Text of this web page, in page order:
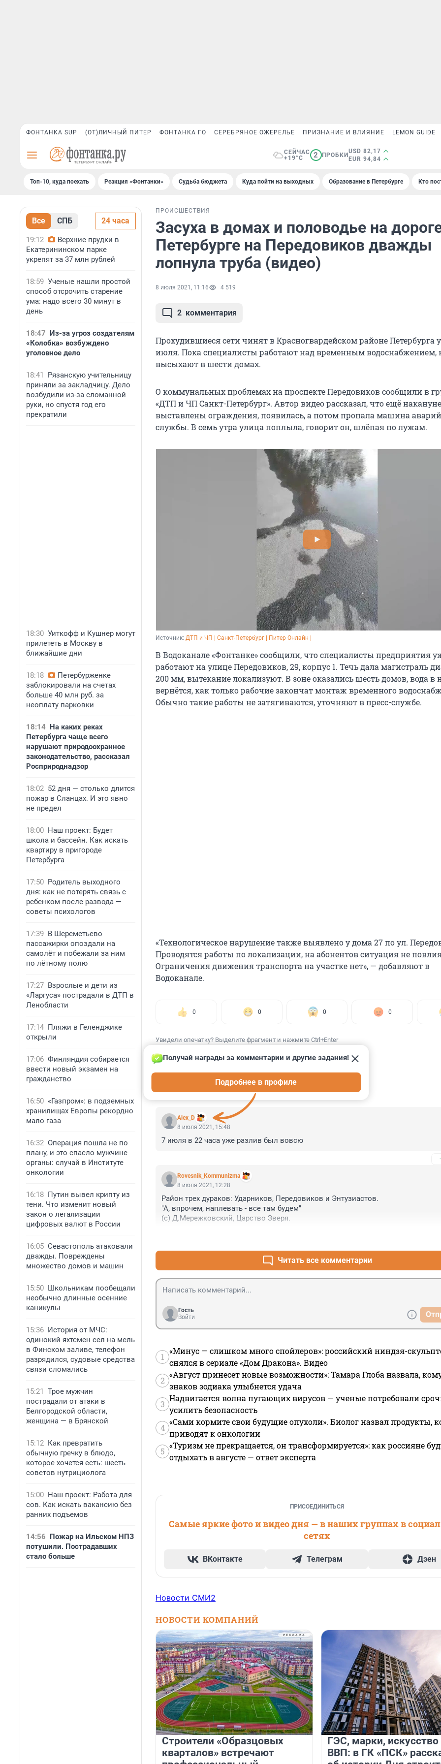
ФОНТАНКА SUP (ОТ)ЛИЧНЫЙ ПИТЕР ФОНТАНКА ГО СЕРЕБРЯНОЕ ОЖЕРЕЛЬЕ ПРИЗНАНИЕ И ВЛИЯНИЕ LEMON GUIDE
СЕЙЧАС
+19°C
2 ПРОБКИ
USD 82,17
EUR 94,84
Топ-10, куда поехать Реакция «Фонтанки» Судьба бюджета Куда пойти на выходных Образование в Петербурге Кто
Все СПБ 24 часа
19:12
Верхние прудки в
Екатерининском парке
укрепят за 37 млн рублей
18:59 Ученые нашли простой
способ отсрочить старение
ума: надо всего 30 минут в
день
18:47 Из-за угроз создателям
«Колобка» возбуждено
уголовное дело
18:41
Рязанскую учительницу
приняли за закладчицу. Дело
возбудили из-за сломанной
руки, но спустя год его
прекратили
18:30 Уиткофф и Кушнер могут
прилететь в Москву в
ближайшие дни
18:18
Петербурженке
заблокировали на счетах
больше 40 млн руб. за
неоплату парковки
18:14 На каких реках
Петербурга чаще всего
нарушают природоохранное
законодательство, рассказал
Росприроднадзор
18:02 52 дня — столько длится
пожар в Сланцах. И это явно
не предел
18:00 Наш проект: Будет
школа и бассейн. Как искать
квартиру в пригороде
Петербурга
17:50 Родитель выходного
дня: как не потерять связь с
ребенком после развода —
советы психологов
17:39 В Шереметьево
пассажирки опоздали на
самолёт и побежали за ним
по лётному полю
17:27 Взрослые и дети из
«Ларгуса» пострадали в ДТП в
Ленобласти
17:14 Пляжи в Геленджике
открыли
17:06 Финляндия собирается
ввести новый экзамен на
гражданство
16:50 «Газпром»: в подземных
хранилищах Европы рекордно
мало газа
16:32 Операция пошла не по
плану, и это спасло мужчине
органы: случай в Институте
онкологии
16:18 Путин вывел крипту из
тени. Что изменит новый
закон о легализации
цифровых валют в России
16:05 Севастополь атаковали
дважды. Повреждены
множество домов и машин
15:50 Школьникам пообещали
необычно длинные осенние
каникулы
15:36 История от МЧС:
одинокий яхтсмен сел на мель
в Финском заливе, телефон
разрядился, судовые средства
связи сломались
15:21 Трое мужчин
пострадали от атаки в
Белгородской области,
женщина — в Брянской
15:12 Как превратить
обычную гречку в блюдо,
которое хочется есть: шесть
советов нутрициолога
15:00 Наш проект: Работа для
сов. Как искать вакансию без
ранних подъемов
14:56 Пожар на Ильском НПЗ
потушили. Пострадавших
стало больше
ПРОИСШЕСТВИЯ
Засуха в домах и половодье на
Петербурге на Передовиков дважды
лопнула труба (видео)
8 июля 2021, 11:16 4 519
2 комментария
Прохудившиеся сети чинят в Красногвардейском районе Петербурга
июля. Пока специалисты работают над временным водоснабжением,
высыхают в шести домах.
О коммунальных проблемах на проспекте Передовиков сообщили в
«ДТП и ЧП Санкт-Петербург». Автор видео рассказал, что ещё
выставлены ограждения, появилась, а потом пропала машина
службы. В семь утра улица поплыла, говорит он, шлёпая по лужам.
Источник: ДТП и ЧП | Санкт-Петербург | Питер Онлайн |
В Водоканале «Фонтанке» сообщили, что специалисты предприятия
работают на улице Передовиков, 29, корпус 1. Течь дала магистраль
200 мм, вытекание локализуют. В зоне оказались шесть домов, вода в
вернётся, как только рабочие закончат монтаж временного
Обычно такие работы не затягиваются, уточняют в пресс-службе.
«Технологическое нарушение также выявлено у дома 27 по ул.
Проводятся работы по локализации, на абонентов ситуация не
Ограничения движения транспорта на участке нет», — добавляют в
Водоканале.
0 0 0 0
Увидели опечатку? Выделите фрагмент и нажмите Ctrl+Enter
КОММЕНТАРИИ 2
Alex_D
Получай награды за комментарии и другие задания!
Подробнее в профиле
8 июля 2021, 15:48
7 июля в 22 часа уже разлив был вовсю
Rovesnik_Kommunizma
8 июля 2021, 12:28
Район трех дураков: Ударников, Передовиков и Энтузиастов.
"А, впрочем, наплевать - все там будем"
(с) Д.Мережковский, Царство Зверя.
Читать все комментарии
Гость
Войти
1
«Минус — слишком много спойлеров»: российский ниндзя-
снялся в сериале «Дом Дракона». Видео
2
«Август принесет новые возможности»: Тамара Глоба назвала,
знаков зодиака улыбнется удача
3
Надвигается волна пугающих вирусов — ученые потребовали
усилить безопасность
4
«Сами кормите свои будущие опухоли». Биолог назвал продукты,
приводят к онкологии
5
«Туризм не прекращается, он трансформируется»: как россияне
отдыхать в августе — ответ эксперта
ПРИСОЕДИНИТЬСЯ
Самые яркие фото и видео дня — в наших группах в
сетях
ВКонтакте Телеграм Дзен
Новости СМИ2
НОВОСТИ КОМПАНИЙ
Строители «Образцовых
кварталов» встречают
ГЭС, марки, искусство
ВВП: в ГК «ПСК»